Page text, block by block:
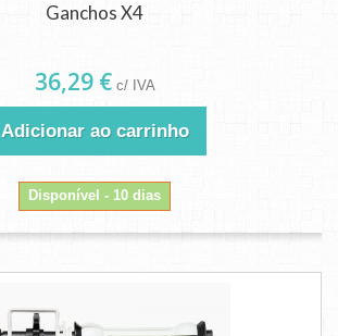
Ganchos X4
36,29 € c/ IVA
Adicionar ao carrinho
Disponível - 10 dias